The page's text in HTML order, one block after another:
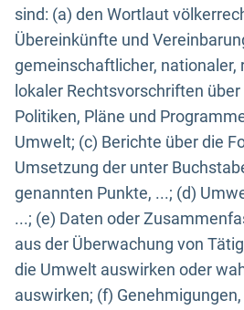
sind: (a) den Wortlaut
Übereinkünfte und
gemeinschaftlicher, nationaler,
lokaler Rechtsvorschriften
Politiken, Pläne und
Umwelt; (c) Berichte über die
Umsetzung der unter
genannten Punkte, ...; (d)
...; (e) Daten oder
aus der Überwachung von
die Umwelt auswirken oder
auswirken; (f)